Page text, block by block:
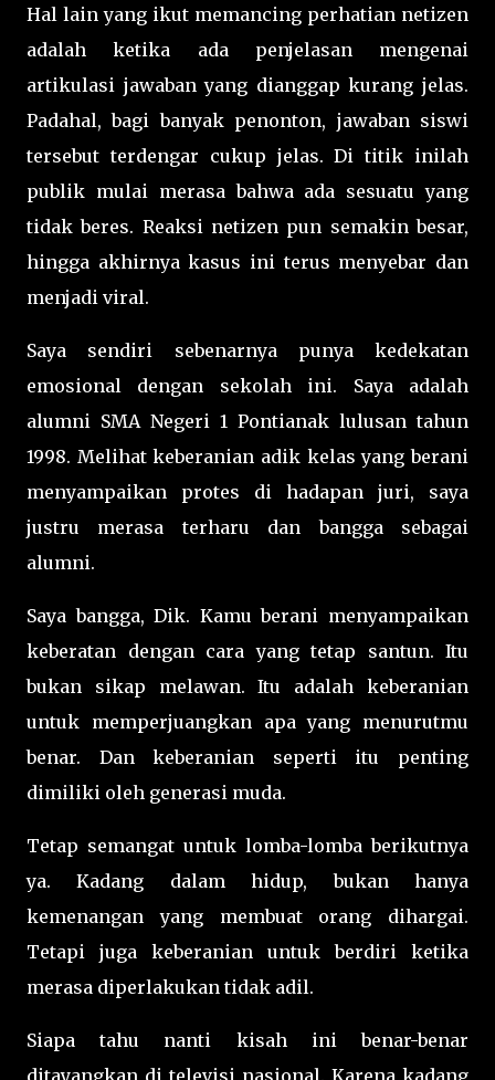
Hal lain yang ikut memancing perhatian netizen
adalah ketika ada penjelasan mengenai
artikulasi jawaban yang dianggap kurang jelas.
Padahal, bagi banyak penonton, jawaban siswi
tersebut terdengar cukup jelas. Di titik inilah
publik mulai merasa bahwa ada sesuatu yang
tidak beres. Reaksi netizen pun semakin besar,
hingga akhirnya kasus ini terus menyebar dan
menjadi viral.
Saya sendiri sebenarnya punya kedekatan
emosional dengan sekolah ini. Saya adalah
alumni SMA Negeri 1 Pontianak lulusan tahun
1998. Melihat keberanian adik kelas yang berani
menyampaikan protes di hadapan juri, saya
justru merasa terharu dan bangga sebagai
alumni.
Saya bangga, Dik. Kamu berani menyampaikan
keberatan dengan cara yang tetap santun. Itu
bukan sikap melawan. Itu adalah keberanian
untuk memperjuangkan apa yang menurutmu
benar. Dan keberanian seperti itu penting
dimiliki oleh generasi muda.
Tetap semangat untuk lomba-lomba berikutnya
ya. Kadang dalam hidup, bukan hanya
kemenangan yang membuat orang dihargai.
Tetapi juga keberanian untuk berdiri ketika
merasa diperlakukan tidak adil.
Siapa tahu nanti kisah ini benar-benar